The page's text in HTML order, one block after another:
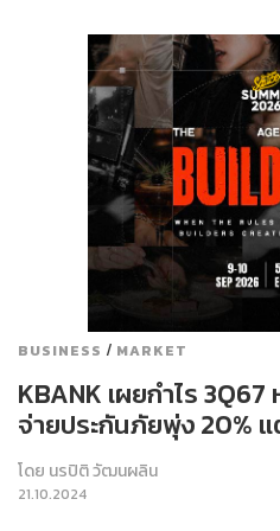
BUSINESS / MARKET
KBANK เผยกำไร
จ่ายประกันภัยพุ่ง 20% แ
โดย นรปิติ วัฒนผลิน
21.10.2024